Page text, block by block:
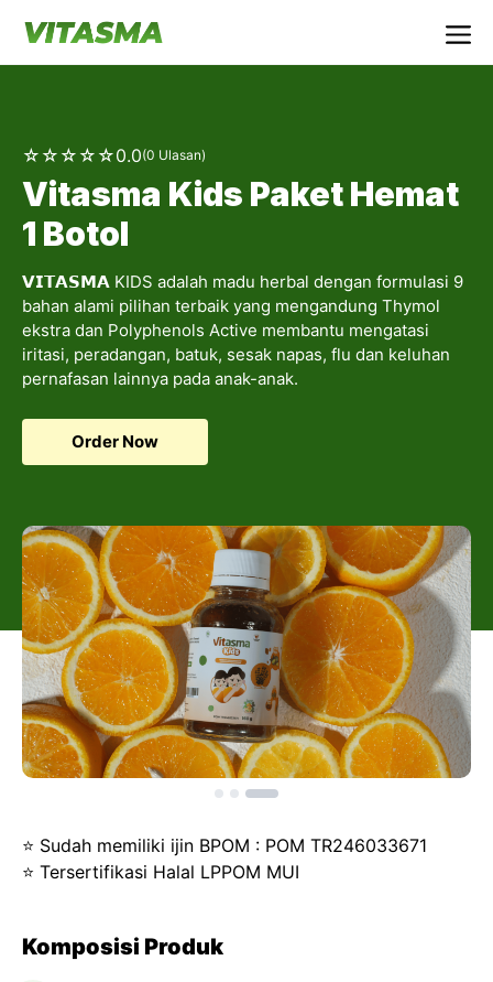
isi
☆ ☆ ☆ ☆ ☆0.0(0 Ulasan)
Vitasma Kids Paket Hemat
1 Botol
𝗩𝗜𝗧𝗔𝗦𝗠𝗔 KIDS adalah madu herbal dengan formulasi 9
bahan alami pilihan terbaik yang mengandung Thymol
ekstra dan Polyphenols Active membantu mengatasi
iritasi, peradangan, batuk, sesak napas, flu dan keluhan
pernafasan lainnya pada anak-anak.
Order Now
⭐ Sudah memiliki ijin BPOM : POM TR246033671
⭐ Tersertifikasi Halal LPPOM MUI
Komposisi Produk